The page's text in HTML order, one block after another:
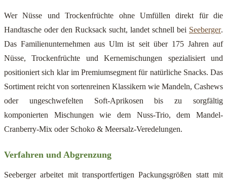
Wer Nüsse und Trockenfrüchte ohne Umfüllen direkt für die
Handtasche oder den Rucksack sucht, landet schnell bei Seeberger.
Das Familienunternehmen aus Ulm ist seit über 175 Jahren auf
Nüsse, Trockenfrüchte und Kernemischungen spezialisiert und
positioniert sich klar im Premiumsegment für natürliche Snacks. Das
Sortiment reicht von sortenreinen Klassikern wie Mandeln, Cashews
oder ungeschwefelten Soft-Aprikosen bis zu sorgfältig
komponierten Mischungen wie dem Nuss-Trio, dem Mandel-
Cranberry-Mix oder Schoko & Meersalz-Veredelungen.
Verfahren und Abgrenzung
Seeberger arbeitet mit transportfertigen Packungsgrößen statt mit